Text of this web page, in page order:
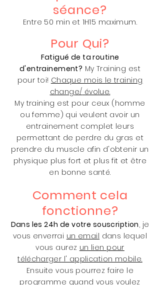
séance?
Entre 50 min et 1H15 maximum.
Pour Qui?
Fatigué de ta routine
d'entrainement? My Training est
pour toi! Chaque mois le training
change/ évolue.
My training est pour ceux (homme
ou femme) qui veulent avoir un
entrainement complet leurs
permettant de perdre du gras et
prendre du muscle afin d'obtenir un
physique plus fort et plus fit et être
en bonne santé.
Comment cela
fonctionne?
Dans les 24h de votre souscription, je
vous enverrai un email dans lequel
vous aurez un lien pour
télécharger l' application mobile.
Ensuite vous pourrez faire le
programme quand vous voulez